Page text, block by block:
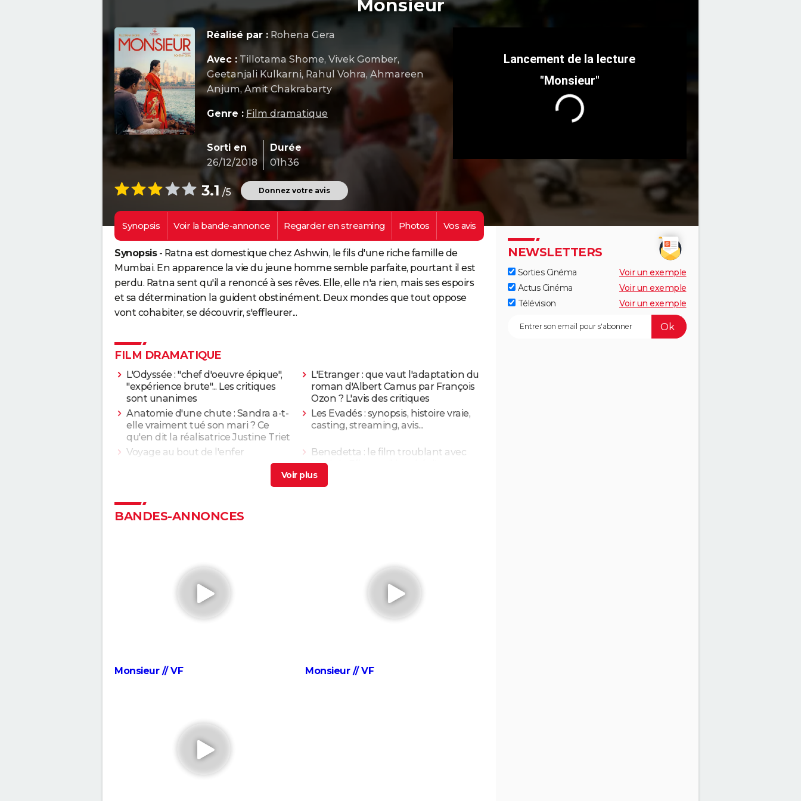
Monsieur
"Monsieur"
Réalisé par : Rohena Gera
Avec : Tillotama Shome, Vivek Gomber,
Geetanjali Kulkarni, Rahul Vohra, Ahmareen
Anjum, Amit Chakrabarty
Genre : Film dramatique
Sorti en
26/12/2018
Durée
01h36
3.1 /5 Donnez votre avis
Synopsis Voir la bande-annonce Regarder enstreaming Photos Vos avis
Synopsis- Ratna est domestique chez Ashwin, le fils d'une riche famille de
Mumbai. En apparence la vie du jeune homme semble parfaite, pourtant il est
perdu. Ratna sent qu'il a renoncé à ses rêves. Elle, elle n'a rien, mais ses espoirs
et sa détermination la guident obstinément. Deux mondes que tout oppose
vont cohabiter, se découvrir, s'effleurer...
FILM DRAMATIQUE
L'Odyssée : "chef d'oeuvre épique",
"expérience brute"... Les critiques
sont unanimes
L'Etranger : que vaut l'adaptation du
roman d'Albert Camus par François
Ozon ? L'avis des critiques
Anatomie d'une chute : Sandra a-t-
elle vraiment tué son mari ? Ce
qu'en dit la réalisatrice Justine Triet
Les Evadés : synopsis, histoire vraie,
casting, streaming, avis...
Voyage au bout de l'enfer
Benedetta : le film troublant avec
Virginie Efira est-il inspiré d'une
histoire vraie ?
Forrest Gump : une erreur se cache
dans le film, presque personne ne l'a
remarquée
Borgo : intrigue, histoire vraie, casting,
unanime, voici pourquoi il faut
absolument voir ce film au cinéma
The Father : synopsis, casting,
Les Passagers de la nuit
casting, streaming, bande-
avec Pierre Niney est-il inspiré d'une
BANDES-ANNONCES
Monsieur // VF Monsieur // VF
NEWSLETTERS
Sorties Cinéma
Voir un exemple
Actus Cinéma
Voir un exemple
Télévision
Voir un exemple